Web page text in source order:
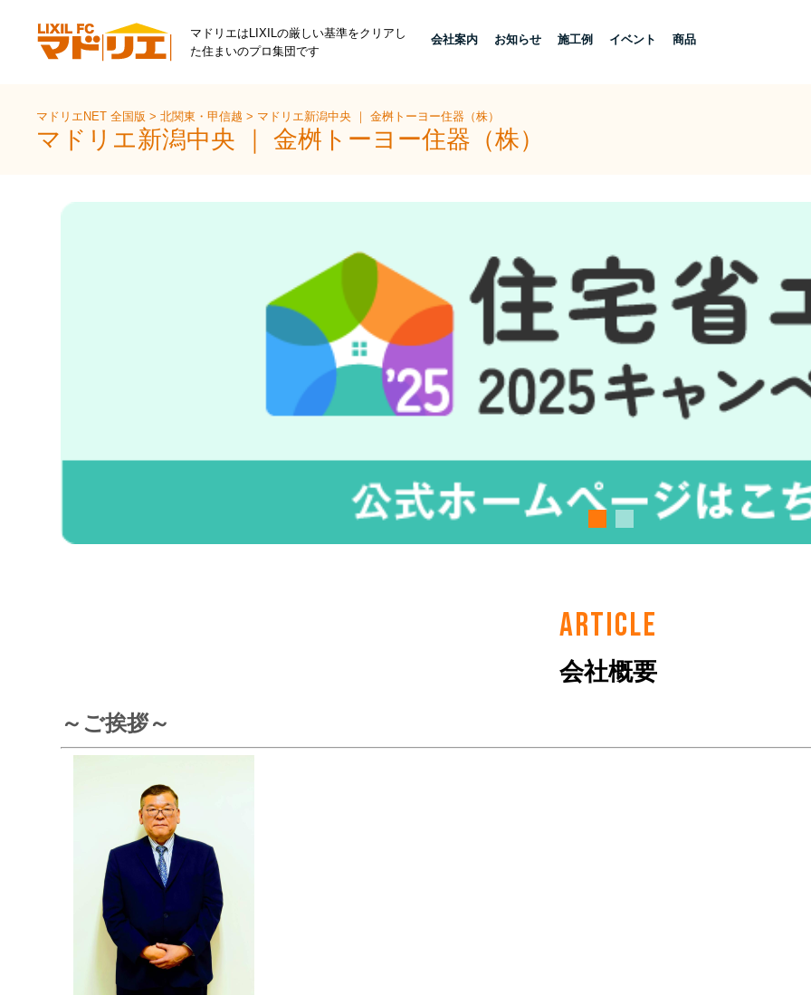
マドリエはLIXILの厳しい基準をクリアし
た住まいのプロ集団です
会社案内 お知らせ 施工例 イベント 商品
マドリエNET 全国版>北関東・甲信越> マドリエ新潟中央 ｜ 金桝トーヨー住器（株）
マドリエ新潟中央 ｜ 金桝トーヨー住器（株）
ARTICLE
会社概要